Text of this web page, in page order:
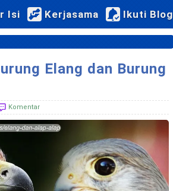
Isi Kerjasama Ikuti Blog
Elang dan Burung
Komentar